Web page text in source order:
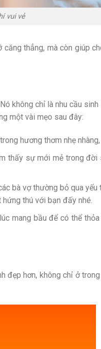
vui vẻ
thẳng, mà còn giúp
không chỉ là nhu cầu
một vài mẹo sau đây:
hương thơm nhẹ
thấy sự mới mẻ trong
bà vợ thường bỏ qua
hứng thú với bạn đấy nhé.
mang bầu để có thể
đẹp hơn, không chỉ ở